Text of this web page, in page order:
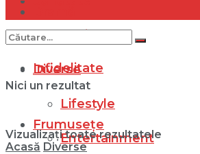
Internațional
Diverse
Lifestyle
Entertainment
Infidelitate
Frumusețe
Nici un rezultat
Vizualizați toate rezultatele
Acasă Diverse